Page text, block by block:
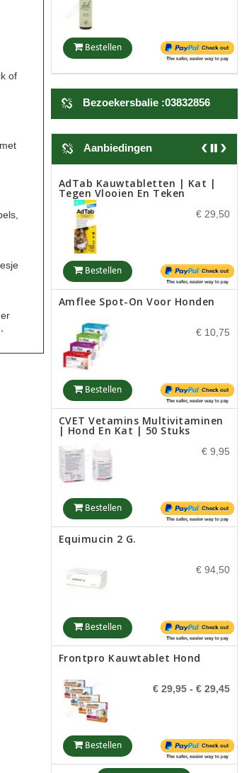
of
Bestellen
Bach Cerato / Ceratostigma
Willmottiana (Loodkruid)
€ 14,50
Bach Chicory / Cichorium
Intybus (Wilde Cichorei)
Bestellen
Bach Sweet Chestnut /
Castanea Sativa (Tamme
Kastanje)
€ 12,99
Bach Willow / Salix Vitellina
€ 12,99
Bestellen
Annuus (Hardbloem)
€ 12,99
Bestellen
Bach Vine / Vitis Vinifera
(Wijnrank)
€ 12,99
Bezoekersbalie :03832856
Aanbiedingen
AdTab Kauwtabletten | Kat |
Tegen Vlooien En Teken
€ 29,50
Bestellen
Amflee Spot-On Voor Honden
€ 10,75
Bestellen
CVET Vetamins Multivitaminen
| Hond En Kat | 50 Stuks
€ 9,95
Bestellen
Equimucin 2 G.
€ 94,50
Bestellen
Frontpro Kauwtablet Hond
€ 29,95 - € 29,45
Bestellen